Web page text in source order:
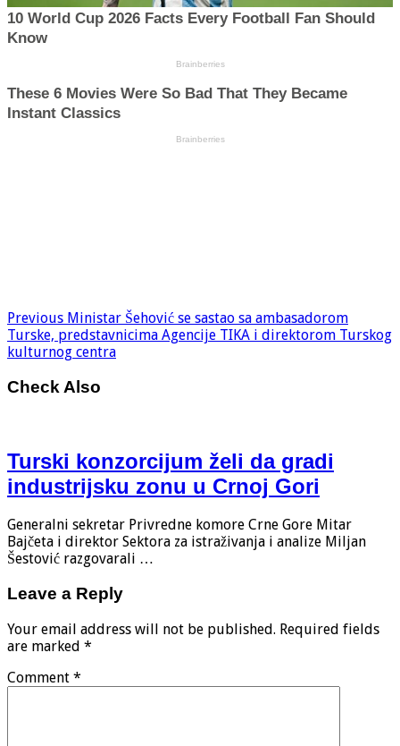
Previous Ministar Šehović se sastao sa ambasadorom
Turske, predstavnicima Agencije TIKA i direktorom Turskog
kulturnog centra
Check Also
Turski konzorcijum želi da gradi
industrijsku zonu u Crnoj Gori
Generalni sekretar Privredne komore Crne Gore Mitar
Bajčeta i direktor Sektora za istraživanja i analize Miljan
Šestović razgovarali …
Leave a Reply
Your email address will not be published. Required fields
are marked *
Comment *